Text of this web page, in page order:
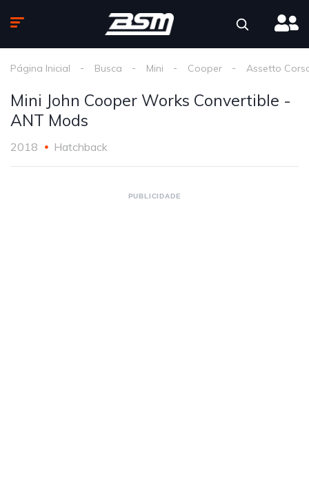
Página Inicial Busca Mini Cooper Assetto
Mini John Cooper Works Convertible -
ANT Mods
2018 Hatchback
PUBLICIDADE